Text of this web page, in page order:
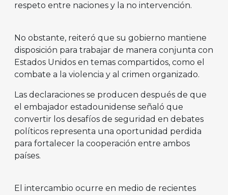
respeto entre naciones y la no intervención.
No obstante, reiteró que su gobierno mantiene
disposición para trabajar de manera conjunta con
Estados Unidos en temas compartidos, como el
combate a la violencia y al crimen organizado.
Las declaraciones se producen después de que
el embajador estadounidense señaló que
convertir los desafíos de seguridad en debates
políticos representa una oportunidad perdida
para fortalecer la cooperación entre ambos
países.
El intercambio ocurre en medio de recientes